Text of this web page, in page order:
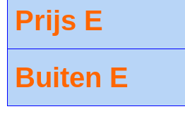
Prijs E
Buiten E